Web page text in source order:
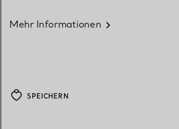
Mehr Informationen
SPEICHERN